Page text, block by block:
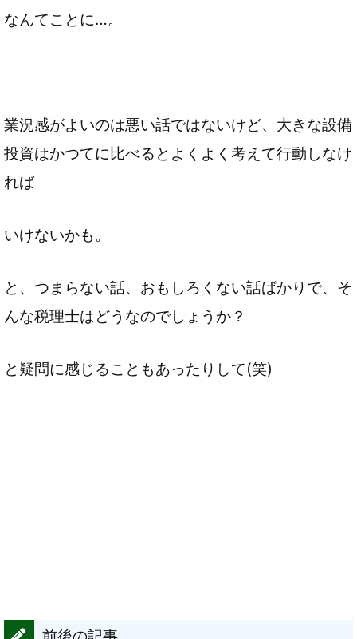
なんてことに…。
業況感がよいのは悪い話ではないけど、大きな設備
投資はかつてに比べるとよくよく考えて行動しなけ
れば
いけないかも。
と、つまらない話、おもしろくない話ばかりで、そ
んな税理士はどうなのでしょうか？
と疑問に感じることもあったりして(笑)